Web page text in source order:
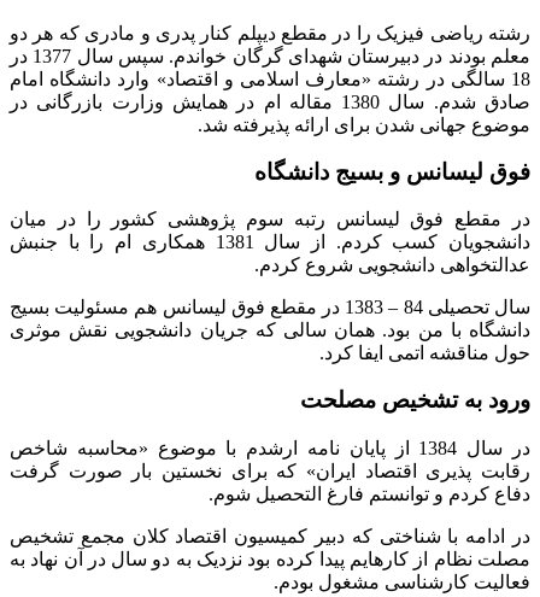
رشته ریاضی فیزیک را در مقطع دیپلم کنار پدری و مادری که هر دو
معلم بودند در دبیرستان شهدای گرگان خواندم. سپس سال 1377 در
18 سالگی در رشته «معارف اسلامی و اقتصاد» وارد دانشگاه امام
صادق شدم. سال 1380 مقاله ام در همایش وزارت بازرگانی در
موضوع جهانی شدن برای ارائه پذیرفته شد.
فوق لیسانس و بسیج دانشگاه
در مقطع فوق لیسانس رتبه سوم پژوهشی کشور را در میان
دانشجویان کسب کردم. از سال 1381 همکاری ام را با جنبش
عدالتخواهی دانشجویی شروع کردم.
سال تحصیلی 84 – 1383 در مقطع فوق لیسانس هم مسئولیت بسیج
دانشگاه با من بود. همان سالی که جریان دانشجویی نقش موثری
حول مناقشه اتمی ایفا کرد.
ورود به تشخیص مصلحت
در سال 1384 از پایان نامه ارشدم با موضوع «محاسبه شاخص
رقابت پذیری اقتصاد ایران» که برای نخستین بار صورت گرفت
دفاع کردم و توانستم فارغ التحصیل شوم.
در ادامه با شناختی که دبیر کمیسیون اقتصاد کلان مجمع تشخیص
مصلت نظام از کارهایم پیدا کرده بود نزدیک به دو سال در آن نهاد به
فعالیت کارشناسی مشغول بودم.